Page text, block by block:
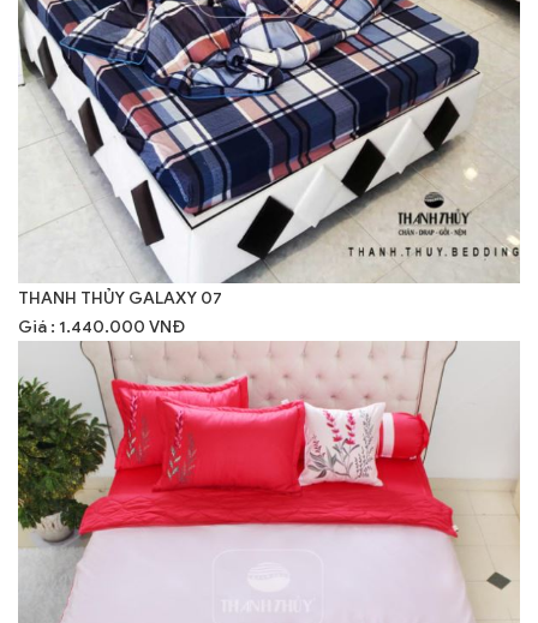
THANH THỦY GALAXY 07
Giá : 1.440.000 VNĐ